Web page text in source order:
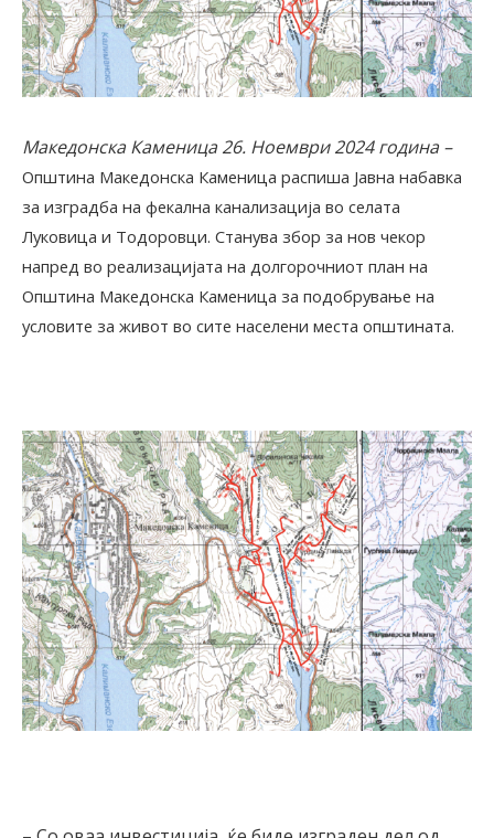
Македонска Каменица 26. Ноември 2024 година –
Општина Македонска Каменица распиша Јавна набавка
за изградба на фекална канализација во селата
Луковица и Тодоровци. Станува збор за нов чекор
напред во реализацијата на долгорочниот план на
Општина Македонска Каменица за подобрување на
условите за живот во сите населени места општината.